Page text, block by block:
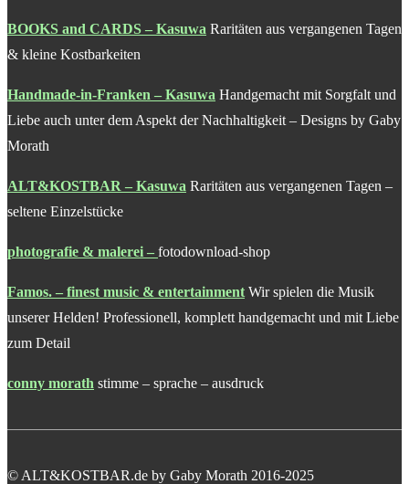
BOOKS and CARDS – Kasuwa Raritäten aus vergangenen Tagen
& kleine Kostbarkeiten
Handmade-in-Franken – Kasuwa Handgemacht mit Sorgfalt und
Liebe auch unter dem Aspekt der Nachhaltigkeit – Designs by Gaby
Morath
ALT&KOSTBAR – Kasuwa Raritäten aus vergangenen Tagen –
seltene Einzelstücke
photografie & malerei – fotodownload-shop
Famos. – finest music & entertainment Wir spielen die Musik
unserer Helden! Professionell, komplett handgemacht und mit Liebe
zum Detail
conny morath stimme – sprache – ausdruck
© ALT&KOSTBAR.de by Gaby Morath 2016-2025